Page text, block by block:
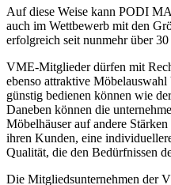
Auf diese Weise kann PODI
auch im Wettbewerb mit den
erfolgreich seit nunmehr über 30
VME-Mitglieder dürfen mit
ebenso attraktive
günstig bedienen können wie
Daneben können die
Möbelhäuser auf andere
ihren Kunden, eine
Qualität, die den Bedürfnissen
Die Mitgliedsunternehmen der